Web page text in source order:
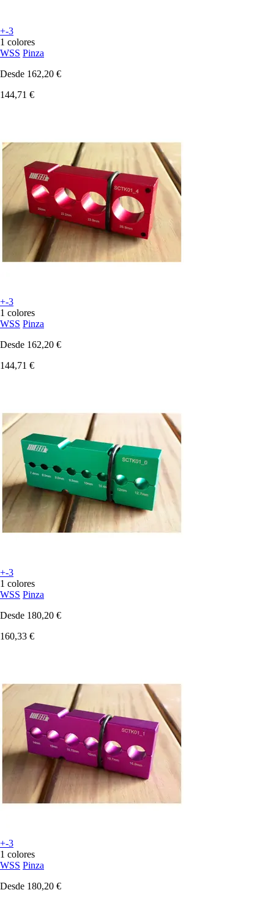
+-3
1 colores
WSS Pinza
Desde 162,20 €
144,71 €
+-3
1 colores
WSS Pinza
Desde 162,20 €
144,71 €
+-3
1 colores
WSS Pinza
Desde 180,20 €
160,33 €
+-3
1 colores
WSS Pinza
Desde 180,20 €